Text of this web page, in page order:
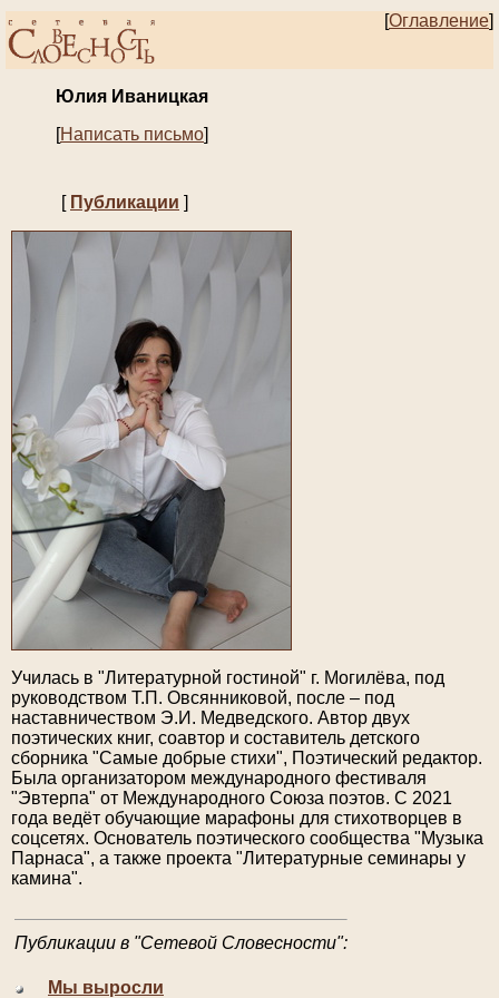
[Оглавление]
Юлия Иваницкая
[Написать письмо]
[ Публикации ]
Училась в "Литературной гостиной" г. Могилёва, под
руководством Т.П. Овсянниковой, после – под
наставничеством Э.И. Медведского. Автор двух
поэтических книг, соавтор и составитель детского
сборника "Самые добрые стихи", Поэтический редактор.
Была организатором международного фестиваля
"Эвтерпа" от Международного Союза поэтов. С 2021
года ведёт обучающие марафоны для стихотворцев в
соцсетях. Основатель поэтического сообщества "Музыка
Парнаса", а также проекта "Литературные семинары у
камина".
Публикации в "Сетевой Словесности":
Мы выросли